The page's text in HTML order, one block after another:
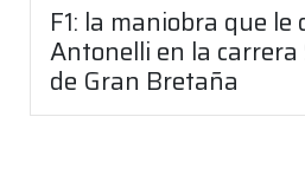
F1: la maniobra que le
Antonelli en la carrera
de Gran Bretaña